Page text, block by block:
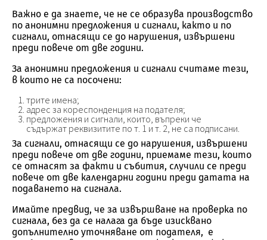
Важно е да знаете, че не се образува производство
по анонимни предложения и сигнали, както и по
сигнали, отнасящи се до нарушения, извършени
преди повече от две години.
За анонимни предложения и сигнали считаме тези,
в които не са посочени:
трите имена;
адрес за кореспонденция на подателя;
предложения и сигнали, които, въпреки че
съдържат реквизитите по т. 1 и т. 2, не са подписани.
За сигнали, отнасящи се до нарушения, извършени
преди повече от две години, приемаме тези, които
се отнасят за факти и събития, случили се преди
повече от две календарни години преди датата на
подаването на сигнала.
Имайте предвид, че за извършване на проверка по
сигнала, без да се налага да бъде изисквано
допълнително уточняване от подателя, е